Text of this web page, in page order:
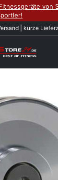
von
| kurze